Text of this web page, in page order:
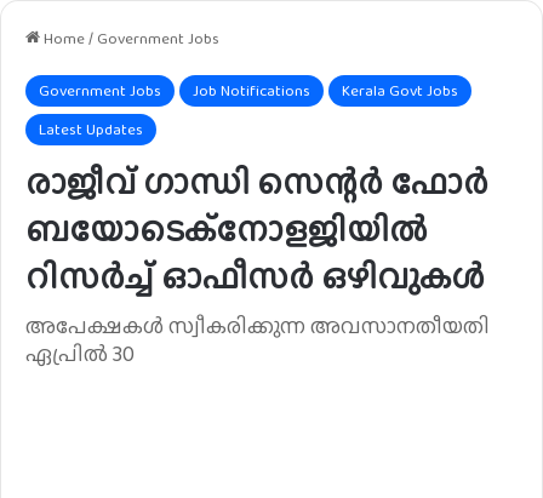
Home/ Government Jobs
Government Jobs Job Notifications
Kerala Govt Jobs
Latest Updates
രാജീവ് ഗാന്ധി സെന്റർ ഫോർ
ബയോടെക്നോളജിയിൽ
റിസർച്ച് ഓഫീസർ ഒഴിവുകൾ
അപേക്ഷകൾ സ്വീകരിക്കുന്ന അവസാനതീയതി
ഏപ്രിൽ 30